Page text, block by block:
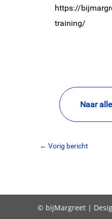
https://
training/
Naar
←Vorig bericht
© bijMargreet |